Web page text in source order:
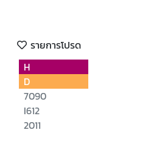
รายการโปรด
H
D
7090
I612
2011